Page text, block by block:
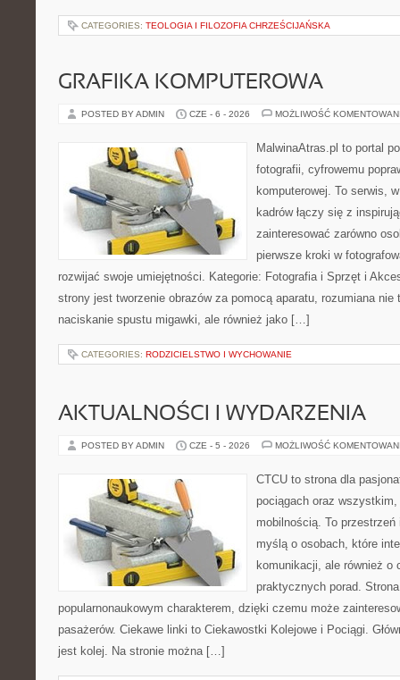
CATEGORIES: TEOLOGIA I FILOZOFIA CHRZEŚCIJAŃSKA
GRAFIKA KOMPUTEROWA
POSTED BY ADMIN CZE - 6 - 2026 MOŻLIWOŚĆ
MalwinaAtras.pl to portal
fotografii, cyfrowemu
komputerowej. To serwis,
kadrów łączy się z
zainteresować zarówno
pierwsze kroki w
rozwijać swoje umiejętności. Kategorie: Fotografia i Sprzęt i
strony jest tworzenie obrazów za pomocą aparatu, rozumiana
naciskanie spustu migawki, ale również jako […]
CATEGORIES: RODZICIELSTWO I WYCHOWANIE
AKTUALNOŚCI I WYDARZENIA
POSTED BY ADMIN CZE - 5 - 2026 MOŻLIWOŚĆ
CTCU to strona dla
pociągach oraz
mobilnością. To
myślą o osobach, które
komunikacji, ale również
praktycznych porad.
popularnonaukowym charakterem, dzięki czemu może
pasażerów. Ciekawe linki to Ciekawostki Kolejowe i Pociągi.
jest kolej. Na stronie można […]